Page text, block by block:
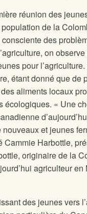
réunion des
de la
des
on
pour l’agriculture.
étant donné que de
aliments locaux
écologiques. « Une
et jeunes
Cammie Harbottle,
originaire de la
agriculteur
des jeunes vers